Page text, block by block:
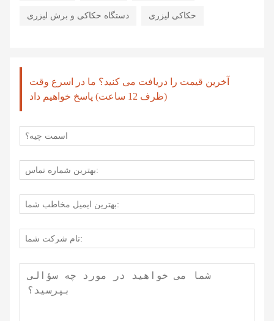
دستگاه حکاکی و برش لیزری حکاکی لیزری
آخرین قیمت را دریافت می کنید؟ ما در اسرع وقت
(ظرف 12 ساعت) پاسخ خواهیم داد